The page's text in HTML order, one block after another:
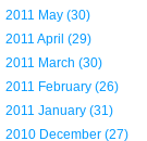
2011 May (30)
2011 April (29)
2011 March (30)
2011 February (26)
2011 January (31)
2010 December (27)